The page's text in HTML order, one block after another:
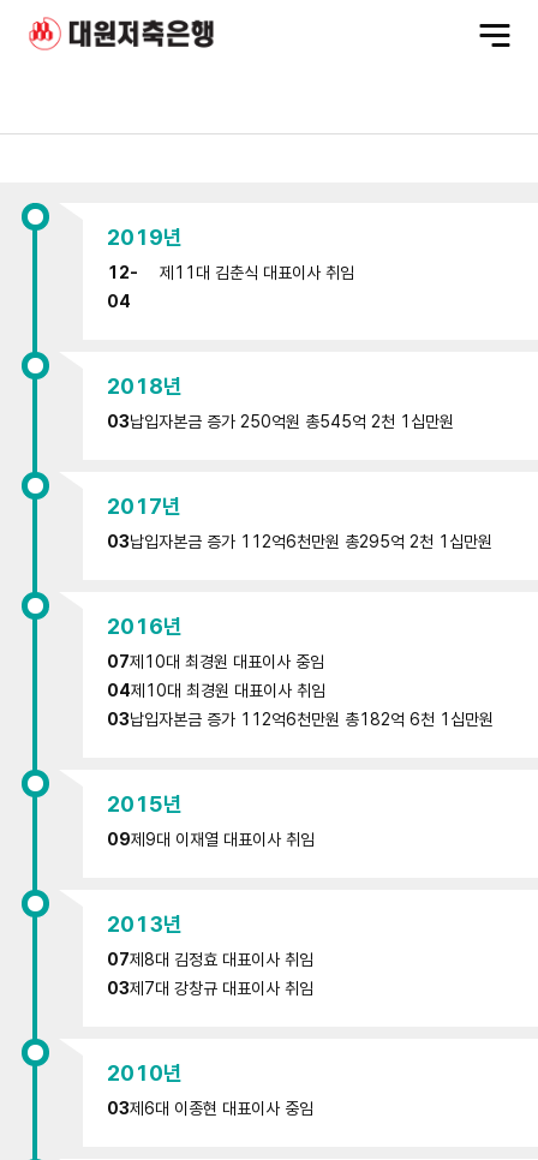
전
체
2019년
12-
04
제11대 김춘식 대표이사 취임
2018년
03납입자본금 증가 250억원 총545억 2천 1십만원
2017년
03납입자본금 증가 112억6천만원 총295억 2천 1십만원
2016년
07제10대 최경원 대표이사 중임
04제10대 최경원 대표이사 취임
03납입자본금 증가 112억6천만원 총182억 6천 1십만원
2015년
09제9대 이재열 대표이사 취임
2013년
07제8대 김정효 대표이사 취임
03제7대 강창규 대표이사 취임
2010년
03제6대 이종현 대표이사 중임